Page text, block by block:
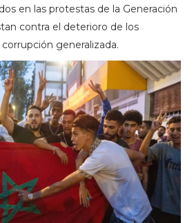
en las protestas de la Generación
contra el deterioro de los
generalizada.